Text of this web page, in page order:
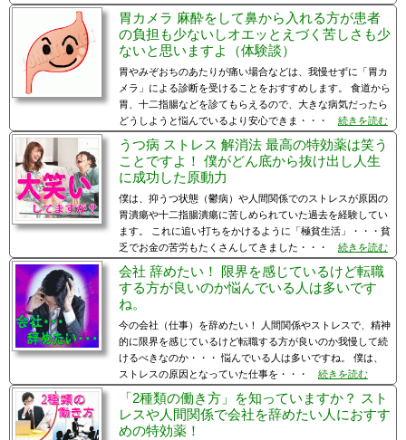
胃カメラ 麻酔をして鼻から入れる方が患者
の負担も少ないしオエッとえづく苦しさも少
ないと思いますよ（体験談）
胃やみぞおちのあたりが痛い場合などは、我慢せずに「胃カ
メラ」による診断を受けることをおすすめします。 食道から
胃、十二指腸などを診てもらえるので、大きな病気だったら
どうしようと悩んでいるより安心できま・・・ 続きを読む
うつ病 ストレス 解消法 最高の特効薬は笑う
ことですよ！ 僕がどん底から抜け出し人生
に成功した原動力
僕は、抑うつ状態（鬱病）や人間関係でのストレスが原因の
胃潰瘍や十二指腸潰瘍に苦しめられていた過去を経験してい
ます。 これに追い打ちをかけるように「極貧生活」・・・貧
乏でお金の苦労もたくさんしてきました・・・ 続きを読む
会社 辞めたい！ 限界を感じているけど転職
する方が良いのか悩んでいる人は多いです
ね。
今の会社（仕事）を辞めたい！ 人間関係やストレスで、精神
的に限界を感じているけど転職する方が良いのか我慢して続
けるべきなのか・・・ 悩んでいる人は多いですね。 僕は、
ストレスの原因となっていた仕事を・・・ 続きを読む
「2種類の働き方」を知っていますか？ スト
レスや人間関係で会社を辞めたい人におすす
めの特効薬！